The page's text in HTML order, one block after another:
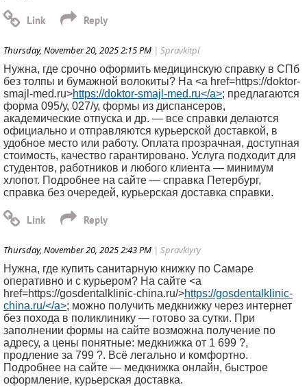
Thursday, November 20, 2025 2:15 PM | Spravkitpl
Нужна, где срочно оформить медицинскую справку в СПб
без толпы и бумажной волокиты? На <a href=https://doktor-
smajl-med.ru>https://doktor-smajl-med.ru</a>; предлагаются
форма 095/у, 027/у, формы из диспансеров,
академические отпуска и др. — все справки делаются
официально и отправляются курьерской доставкой, в
удобное место или работу. Оплата прозрачная, доступная
стоимость, качество гарантировано. Услуга подходит для
студентов, работников и любого клиента — минимум
хлопот. Подробнее на сайте — справка Петербург,
справка без очередей, курьерская доставка справки.
Thursday, November 20, 2025 2:43 PM | Spravkiyry
Нужна, где купить санитарную книжку по Самаре
оперативно и с курьером? На сайте <a
href=https://gosdentalklinic-china.ru/>https://gosdentalklinic-
china.ru/</a>; можно получить медкнижку через интернет
без похода в поликлинику — готово за сутки. При
заполнении формы на сайте возможна получение по
адресу, а цены понятные: медкнижка от 1 699 ?,
продление за 799 ?. Всё легально и комфортно.
Подробнее на сайте — медкнижка онлайн, быстрое
оформление, курьерская доставка.